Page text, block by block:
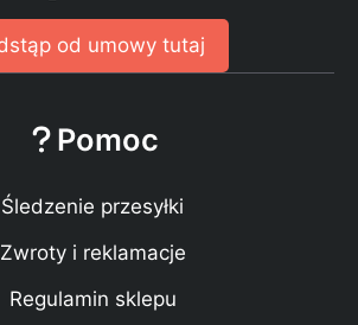
od umowy tutaj
Pomoc
Śledzenie przesyłki
Zwroty i reklamacje
Regulamin sklepu